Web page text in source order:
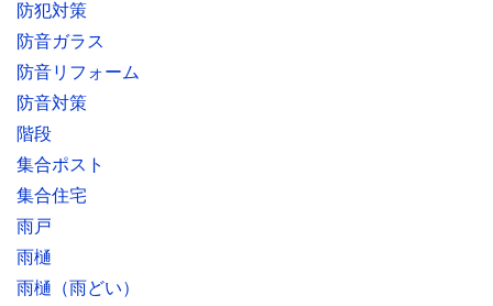
防犯対策
防音ガラス
防音リフォーム
防音対策
階段
集合ポスト
集合住宅
雨戸
雨樋
雨樋（雨どい）